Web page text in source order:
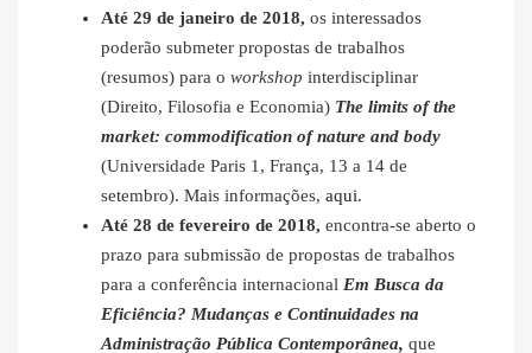
Até 29 de janeiro de 2018, os interessados
poderão submeter propostas de trabalhos
(resumos) para o workshop interdisciplinar
(Direito, Filosofia e Economia) The limits of the
market: commodification of nature and body
(Universidade Paris 1, França, 13 a 14 de
setembro). Mais informações, aqui.
Até 28 de fevereiro de 2018, encontra-se aberto o
prazo para submissão de propostas de trabalhos
para a conferência internacional Em Busca da
Eficiência? Mudanças e Continuidades na
Administração Pública Contemporânea, que